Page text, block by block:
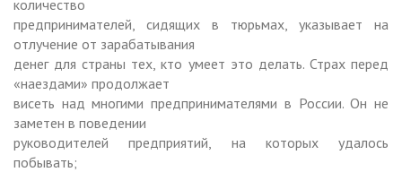
количество
предпринимателей, сидящих в тюрьмах, указывает на
отлучение от зарабатывания
денег для страны тех, кто умеет это делать. Страх перед
«наездами» продолжает
висеть над многими предпринимателями в России. Он не
заметен в поведении
руководителей предприятий, на которых удалось
побывать;